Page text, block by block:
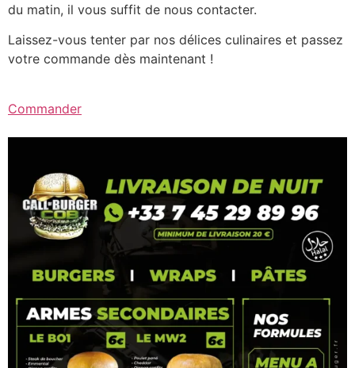
du matin, il vous suffit de nous contacter.
Laissez-vous tenter par nos délices culinaires et passez
votre commande dès maintenant !
Commander